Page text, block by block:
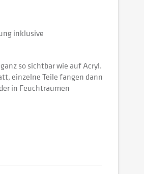
inklusive
so sichtbar wie auf Acryl.
einzelne Teile fangen dann
in Feuchträumen